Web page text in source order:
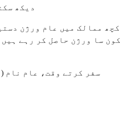
دیکھ
کچھ ممالک میں عام ورژن
کون سا ورژن حاصل کر رہے
سفر کرتے وقت، عام نام